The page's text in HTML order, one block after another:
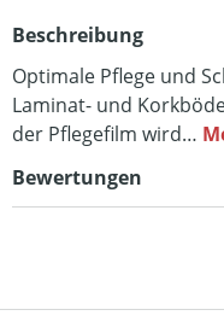
Beschreibung
Optimale Pflege und
Laminat- und
der Pflegefilm wird…
Bewertungen